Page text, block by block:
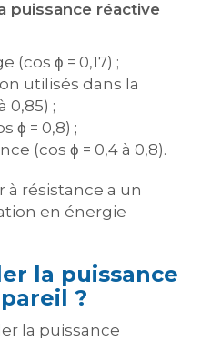
puissance réactive
(cos ϕ = 0,17) ;
utilisés dans la
0,85) ;
ϕ = 0,8) ;
(cos ϕ = 0,4 à 0,8).
à résistance a un
en énergie
la puissance
?
la puissance